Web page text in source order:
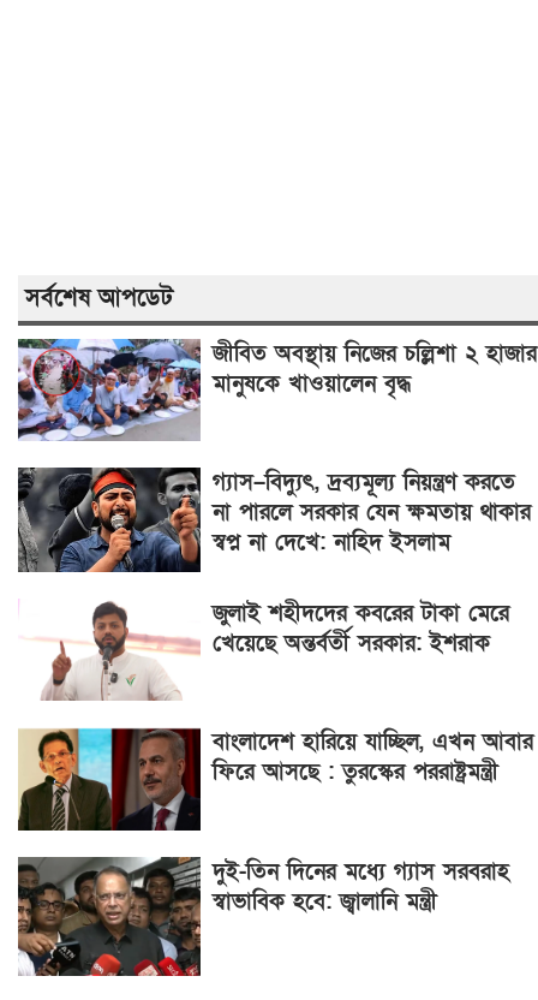
সর্বশেষ আপডেট
জীবিত অবস্থায় নিজের চল্লিশা ২ হাজার
মানুষকে খাওয়ালেন বৃদ্ধ
গ্যাস–বিদ্যুৎ, দ্রব্যমূল্য নিয়ন্ত্রণ করতে
না পারলে সরকার যেন ক্ষমতায় থাকার
স্বপ্ন না দেখে: নাহিদ ইসলাম
জুলাই শহীদদের কবরের টাকা মেরে
খেয়েছে অন্তর্বর্তী সরকার: ইশরাক
বাংলাদেশ হারিয়ে যাচ্ছিল, এখন আবার
ফিরে আসছে : তুরস্কের পররাষ্ট্রমন্ত্রী
দুই-তিন দিনের মধ্যে গ্যাস সরবরাহ
স্বাভাবিক হবে: জ্বালানি মন্ত্রী